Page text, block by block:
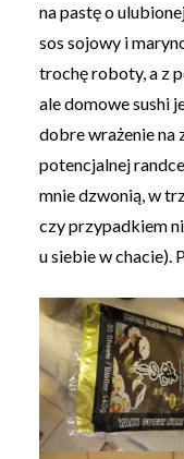
na pastę o
sos sojowy i
trochę roboty, a z
ale domowe sushi
dobre wrażenie na
potencjalnej
mnie dzwonią, w
czy przypadkiem
u siebie w chacie).